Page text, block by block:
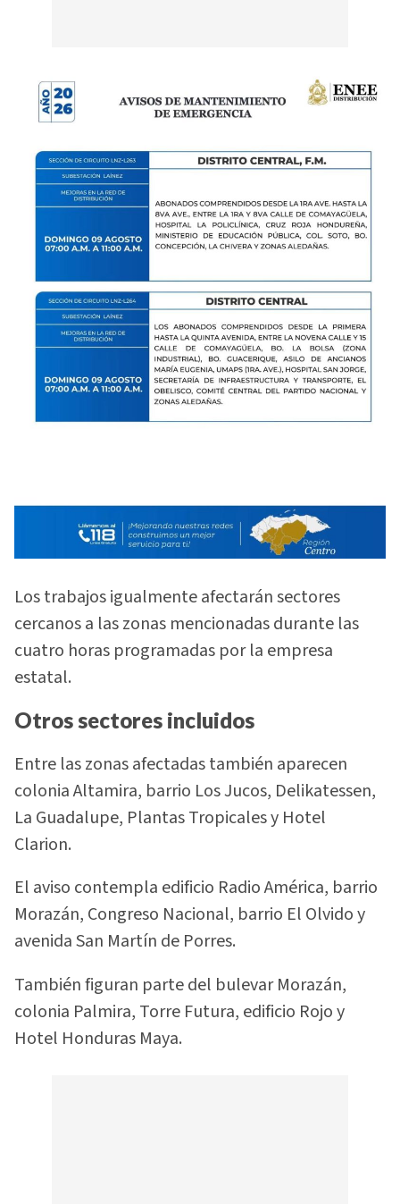
Los trabajos igualmente afectarán sectores
cercanos a las zonas mencionadas durante las
cuatro horas programadas por la empresa
estatal.
Otros sectores incluidos
Entre las zonas afectadas también aparecen
colonia Altamira, barrio Los Jucos, Delikatessen,
La Guadalupe, Plantas Tropicales y Hotel
Clarion.
El aviso contempla edificio Radio América, barrio
Morazán, Congreso Nacional, barrio El Olvido y
avenida San Martín de Porres.
También figuran parte del bulevar Morazán,
colonia Palmira, Torre Futura, edificio Rojo y
Hotel Honduras Maya.